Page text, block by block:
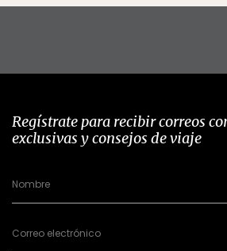
Regístrate para recibir correos
exclusivas y consejos de viaje